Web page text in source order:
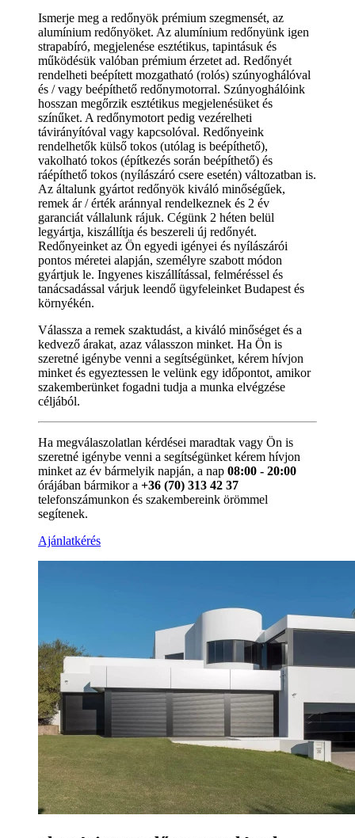
Ismerje meg a redőnyök prémium szegmensét, az
alumínium redőnyöket. Az alumínium redőnyünk igen
strapabíró, megjelenése esztétikus, tapintásuk és
működésük valóban prémium érzetet ad. Redőnyét
rendelheti beépített mozgatható (rolós) szúnyoghálóval
és / vagy beépíthető redőnymotorral. Szúnyoghálóink
hosszan megőrzik esztétikus megjelenésüket és
színűket. A redőnymotort pedig vezérelheti
távirányítóval vagy kapcsolóval. Redőnyeink
rendelhetők külső tokos (utólag is beépíthető),
vakolható tokos (építkezés során beépíthető) és
ráépíthető tokos (nyílászáró csere esetén) változatban is.
Az általunk gyártot redőnyök kiváló minőségűek,
remek ár / érték aránnyal rendelkeznek és 2 év
garanciát vállalunk rájuk. Cégünk 2 héten belül
legyártja, kiszállítja és beszereli új redőnyét.
Redőnyeinket az Ön egyedi igényei és nyílászárói
pontos méretei alapján, személyre szabott módon
gyártjuk le. Ingyenes kiszállítással, felméréssel és
tanácsadással várjuk leendő ügyfeleinket Budapest és
környékén.
Válassza a remek szaktudást, a kiváló minőséget és a
kedvező árakat, azaz válasszon minket. Ha Ön is
szeretné igénybe venni a segítségünket, kérem hívjon
minket és egyeztessen le velünk egy időpontot, amikor
szakemberünket fogadni tudja a munka elvégzése
céljából.
Ha megválaszolatlan kérdései maradtak vagy Ön is
szeretné igénybe venni a segítségünket kérem hívjon
minket az év bármelyik napján, a nap 08:00 - 20:00
órájában bármikor a +36 (70) 313 42 37
telefonszámunkon és szakembereink örömmel
segítenek.
Ajánlatkérés